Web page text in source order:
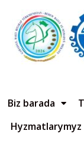
Biz barada
Hyzmatlarymyz